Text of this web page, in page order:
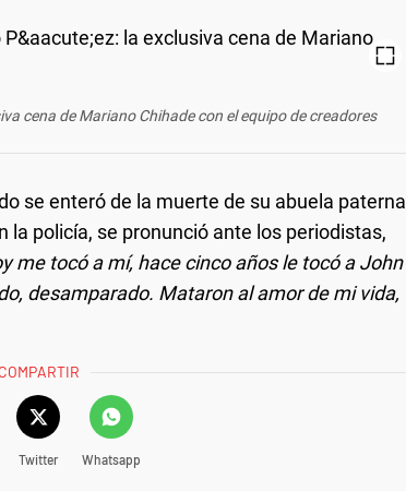
cena de Mariano Chihade con el equipo de creadores
se enteró de la muerte de su abuela paterna
la policía, se pronunció ante los periodistas,
me tocó a mí, hace cinco años le tocó a John
desamparado. Mataron al amor de mi vida,
COMPARTIR
Twitter Whatsapp